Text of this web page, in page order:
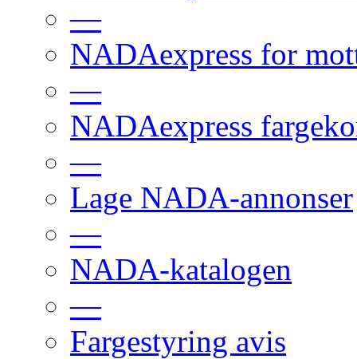
—
NADAexpress for
—
NADAexpress
—
Lage NADA-annonser
—
NADA-katalogen
—
Fargestyring avis